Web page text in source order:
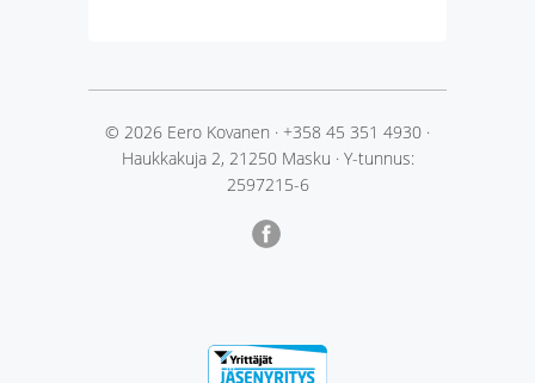
© 2026 Eero Kovanen · +358 45 351 4930 ·
Haukkakuja 2, 21250 Masku · Y-tunnus:
2597215-6